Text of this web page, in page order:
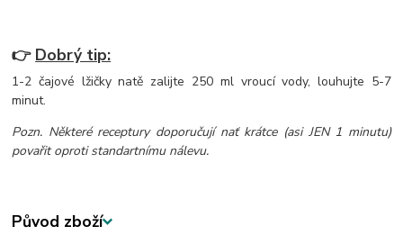
👉 Dobrý tip:
1-2 čajové lžičky natě zalijte 250 ml vroucí vody, louhujte 5-7
minut.
Pozn. Některé receptury doporučují nať krátce (asi JEN 1 minutu)
povařit oproti standartnímu nálevu.
Původ zboží